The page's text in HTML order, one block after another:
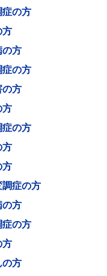
の方
方
方
の方
方
方
の方
方
方
症の方
方
の方
方
方